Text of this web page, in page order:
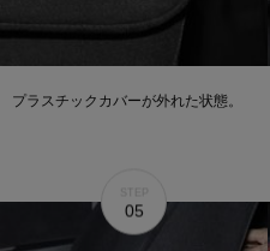
プラスチックカバーが外れた状態。
05